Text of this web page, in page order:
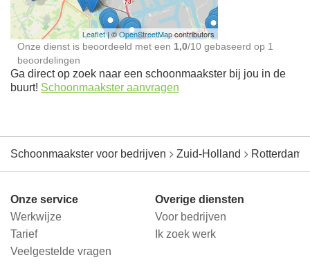
Leaflet| ©OpenStreetMapcontributors
Onze dienst is beoordeeld met een 1,0/10 gebaseerd op 1
beoordelingen
Ga direct op zoek naar een schoonmaakster bij jou in de
buurt! Schoonmaakster aanvragen
Schoonmaakster voor bedrijven Zuid-Holland Rotterdam
Onze service
Werkwijze
Tarief
Veelgestelde vragen
Overige diensten
Voor bedrijven
Ik zoek werk